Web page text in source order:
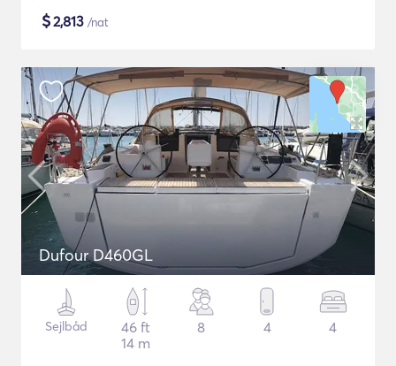
$2,813 /nat
Dufour D460GL
Sejlbåd
46 ft
14 m
8 4 4